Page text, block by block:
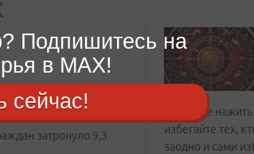
40,5 миллиона
затронуло 9,3
Чтобы не
избегайте тех,
заодно и сами
Подпишитесь на
в MAX!
сейчас!